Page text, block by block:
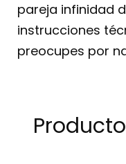
pareja infinidad
instrucciones
preocupes por